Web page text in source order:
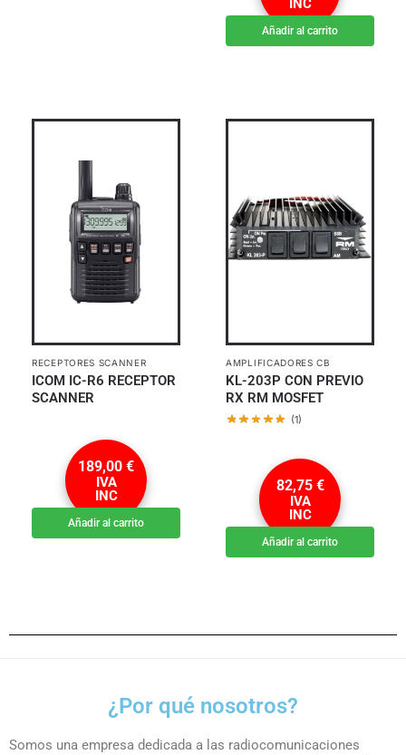
Añadir al carrito
RECEPTORES SCANNER
ICOM IC-R6 RECEPTOR
SCANNER
189,00 €
IVA
INC
Añadir al carrito
AMPLIFICADORES CB
KL-203P CON PREVIO
RX RM MOSFET
(1)
82,75 €
IVA
INC
Añadir al carrito
¿Por qué nosotros?
Somos una empresa dedicada a las radiocomunicaciones